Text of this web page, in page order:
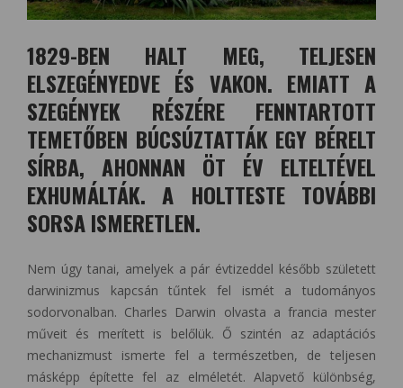
1829-BEN HALT MEG, TELJESEN
ELSZEGÉNYEDVE ÉS VAKON. EMIATT A
SZEGÉNYEK RÉSZÉRE FENNTARTOTT
TEMETŐBEN BÚCSÚZTATTÁK EGY BÉRELT
SÍRBA, AHONNAN ÖT ÉV ELTELTÉVEL
EXHUMÁLTÁK. A HOLTTESTE TOVÁBBI
SORSA ISMERETLEN.
Nem úgy tanai, amelyek a pár évtizeddel később született
darwinizmus kapcsán tűntek fel ismét a tudományos
sodorvonalban. Charles Darwin olvasta a francia mester
műveit és merített is belőlük. Ő szintén az adaptációs
mechanizmust ismerte fel a természetben, de teljesen
másképp építette fel az elméletét. Alapvető különbség,